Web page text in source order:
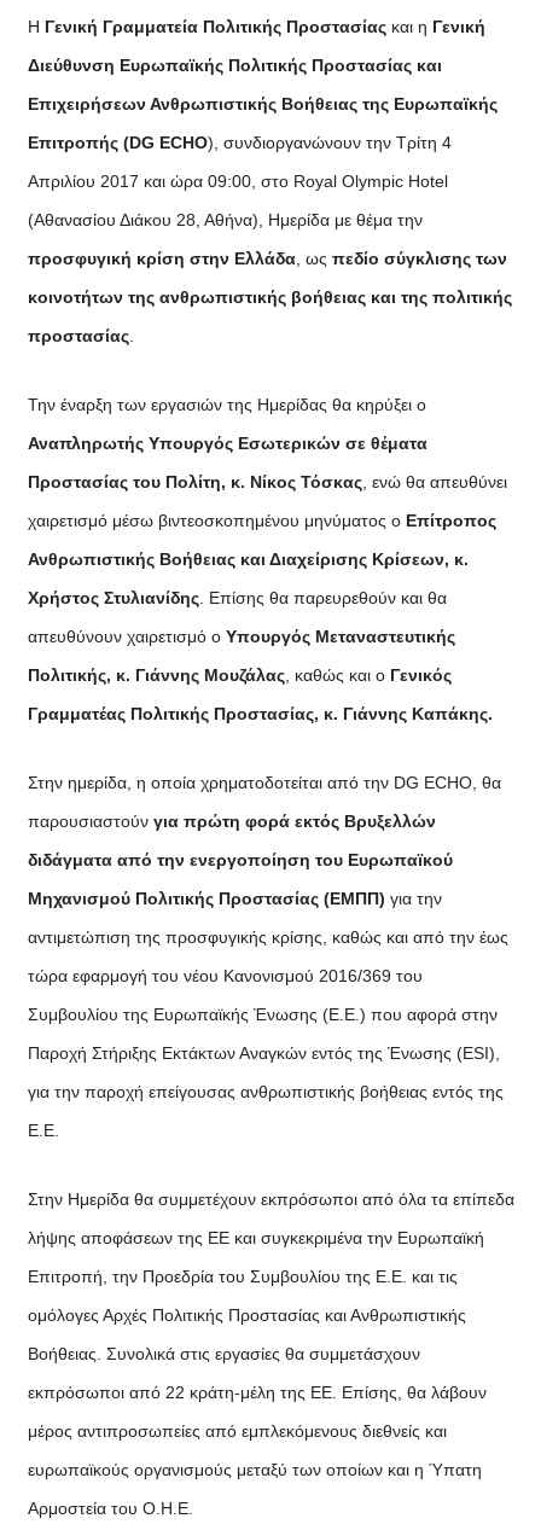
Η Γενική Γραμματεία Πολιτικής Προστασίαςκαι η Γενική
Διεύθυνση Ευρωπαϊκής Πολιτικής Προστασίας και
Επιχειρήσεων Ανθρωπιστικής Βοήθειας της Ευρωπαϊκής
Επιτροπής (DG ECHO), συνδιοργανώνουν την Τρίτη 4
Απριλίου 2017 και ώρα 09:00, στο Royal Olympic Hotel
(Αθανασίου Διάκου 28, Αθήνα), Ημερίδα με θέμα την
προσφυγική κρίση στην Ελλάδα, ως πεδίο σύγκλισης των
κοινοτήτων της ανθρωπιστικής βοήθειας και της πολιτικής
προστασίας.
Την έναρξη των εργασιών της Ημερίδας θα κηρύξει ο
Αναπληρωτής Υπουργός Εσωτερικών σε θέματα
Προστασίας του Πολίτη, κ. Νίκος Τόσκας, ενώ θα απευθύνει
χαιρετισμό μέσω βιντεοσκοπημένου μηνύματος ο Επίτροπος
Ανθρωπιστικής Βοήθειας και Διαχείρισης Κρίσεων, κ.
Χρήστος Στυλιανίδης. Επίσης θα παρευρεθούν και θα
απευθύνουν χαιρετισμό ο Υπουργός Μεταναστευτικής
Πολιτικής, κ. Γιάννης Μουζάλας, καθώς και ο Γενικός
Γραμματέας Πολιτικής Προστασίας, κ. Γιάννης Καπάκης.
Στην ημερίδα, η οποία χρηματοδοτείται από την DG ECHO, θα
παρουσιαστούν για πρώτη φορά εκτός Βρυξελλών
διδάγματα από την ενεργοποίηση του Ευρωπαϊκού
Μηχανισμού Πολιτικής Προστασίας (ΕΜΠΠ) για την
αντιμετώπιση της προσφυγικής κρίσης, καθώς και από την έως
τώρα εφαρμογή του νέου Κανονισμού 2016/369 του
Συμβουλίου της Ευρωπαϊκής Ένωσης (Ε.Ε.) που αφορά στην
Παροχή Στήριξης Εκτάκτων Αναγκών εντός της Ένωσης (ESI),
για την παροχή επείγουσας ανθρωπιστικής βοήθειας εντός της
Ε.Ε.
Στην Ημερίδα θα συμμετέχουν εκπρόσωποι από όλα τα επίπεδα
λήψης αποφάσεων της ΕΕ και συγκεκριμένα την Ευρωπαϊκή
Επιτροπή, την Προεδρία του Συμβουλίου της Ε.Ε. και τις
ομόλογες Αρχές Πολιτικής Προστασίας και Ανθρωπιστικής
Βοήθειας. Συνολικά στις εργασίες θα συμμετάσχουν
εκπρόσωποι από 22 κράτη-μέλη της ΕΕ. Επίσης, θα λάβουν
μέρος αντιπροσωπείες από εμπλεκόμενους διεθνείς και
ευρωπαϊκούς οργανισμούς μεταξύ των οποίων και η Ύπατη
Αρμοστεία του Ο.Η.Ε.